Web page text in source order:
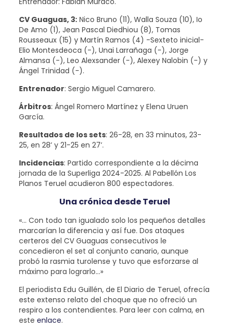
CV Guaguas, 3:Nico Bruno (11), Walla Souza (10), Io
De Amo (1), Jean Pascal Diedhiou (8), Tomas
Rousseaux (15) y Martín Ramos (4) -Sexteto inicial-
Elio Montesdeoca (-), Unai Larrañaga (-), Jorge
Almansa (-), Leo Alexsander (-), Alexey Nalobin (-) y
Ángel Trinidad (-).
Entrenador: Sergio Miguel Camarero.
Árbitros: Ángel Romero Martínez y Elena Uruen
García.
Resultados de los sets: 26-28, en 33 minutos, 23-
25, en 28’ y 21-25 en 27’.
Incidencias: Partido correspondiente a la décima
jornada de la Superliga 2024-2025. Al Pabellón Los
Planos Teruel acudieron 800 espectadores.
Una crónica desde Teruel
«… Con todo tan igualado solo los pequeños detalles
marcarían la diferencia y así fue. Dos ataques
certeros del CV Guaguas consecutivos le
concedieron el set al conjunto canario, aunque
probó la rasmia turolense y tuvo que esforzarse al
máximo para lograrlo…»
El periodista Edu Guillén, de El Diario de Teruel, ofrecía
este extenso relato del choque que no ofreció un
respiro a los contendientes. Para leer con calma, en
este enlace.